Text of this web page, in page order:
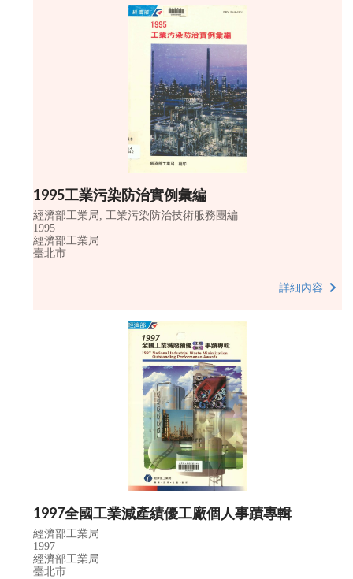
1995工業污染防治實例彙編
經濟部工業局, 工業污染防治技術服務團編
1995
經濟部工業局
臺北市
詳細內容
1997全國工業減產績優工廠個人事蹟專輯
經濟部工業局
1997
經濟部工業局
臺北市